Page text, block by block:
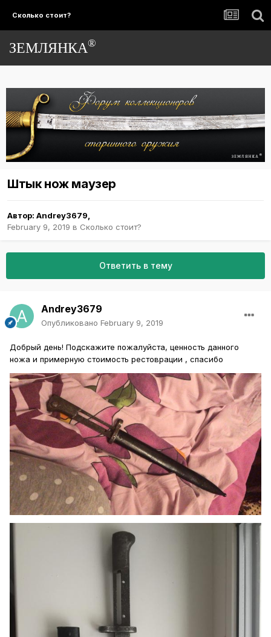
Сколько стоит?
ЗЕМЛЯНКА®
Штык нож маузер
Автор: Andrey3679
February 9, 2019 в Сколько стоит?
Ответить в тему
Andrey3679
Опубликовано February 9, 2019
Добрый день! Подскажите пожалуйста, ценность данного
ножа и примерную стоимость рестоврации , спасибо